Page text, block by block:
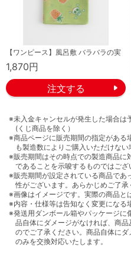
【ワンピース】風呂敷 バラバラの実
1,870円
※未入金キャンセルが発生した場合は
(くじ商品を除く）
※商品ページに販売期間の指定がある
も製造数によりご購入いただけない
※販売期間はその時点での製造商品に
であることを示唆するものではござ
※販売期間が設定されている商品であ
性がございます。あらかじめご了承
※画像はイメージです。実際の商品と
※内容・仕様等は告知なく変更になる
※発送用ダンボール箱やパッケージに
品自体にダメージがなければ、商
のでご了承ください。商品自体に
のみを交換対応いたします。